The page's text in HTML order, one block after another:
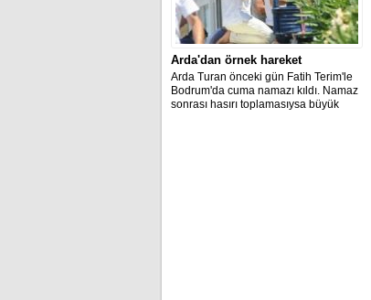
Arda'dan örnek hareket
Arda Turan önceki gün Fatih Terim'le
Bodrum'da cuma namazı kıldı. Namaz
sonrası hasırı toplamasıysa büyük